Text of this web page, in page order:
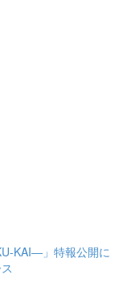
KAI―」特報公開に